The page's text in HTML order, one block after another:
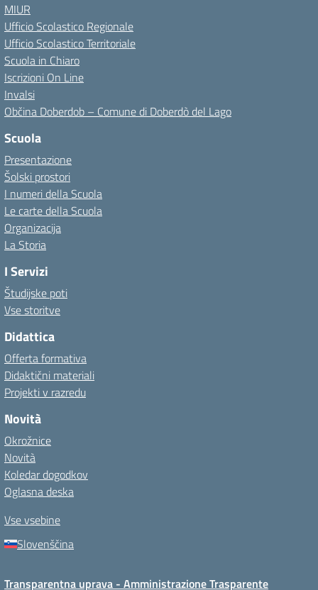
MIUR
Ufficio Scolastico Regionale
Ufficio Scolastico Territoriale
Scuola in Chiaro
Iscrizioni On Line
Invalsi
Občina Doberdob – Comune di Doberdò del Lago
Scuola
Presentazione
Šolski prostori
I numeri della Scuola
Le carte della Scuola
Organizacija
La Storia
I Servizi
Študijske poti
Vse storitve
Didattica
Offerta formativa
Didaktični materiali
Projekti v razredu
Novità
Okrožnice
Novità
Koledar dogodkov
Oglasna deska
Vse vsebine
Slovenščina
Transparentna uprava - Amministrazione Trasparente